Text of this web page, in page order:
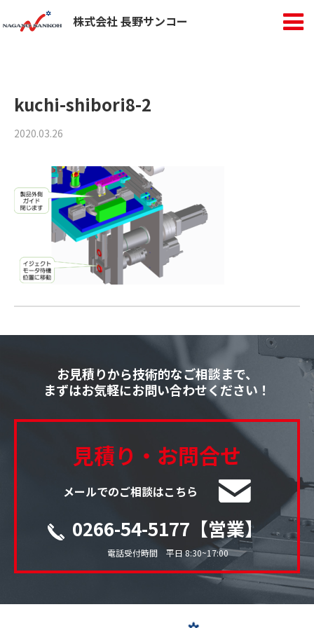
株式会社 長野サンコー
kuchi-shibori8-2
2020.03.26
お見積りから技術的なご相談まで、
まずはお気軽にお問い合わせください！
見積り・お問合せ
メールでのご相談はこちら
0266-54-5177【営業】
電話受付時間 平日 8:30~17:00